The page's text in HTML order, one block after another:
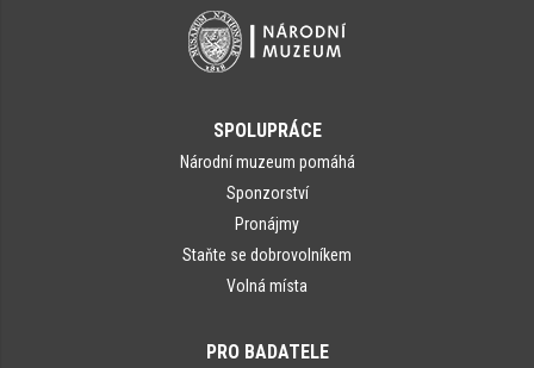
SPOLUPRÁCE
Národní muzeum pomáhá
Sponzorství
Pronájmy
Staňte se dobrovolníkem
Volná místa
PRO BADATELE